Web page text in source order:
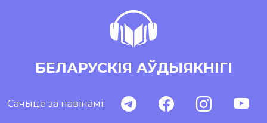
БЕЛАРУСКІЯ АЎДЫЯКНІГІ
Сачыце за навінамі: